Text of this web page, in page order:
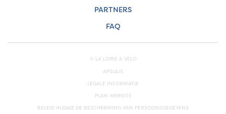
PARTNERS
FAQ
© LA LOIRE À VÉLO
APSULIS
LEGALE INFORMATIE
PLAN WEBSITE
BELEID INZAKE DE BESCHERMING VAN PERSOONSGEGEVENS